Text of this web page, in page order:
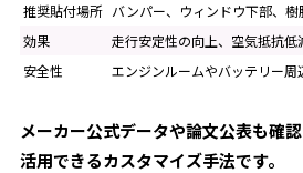
推奨貼付場所 バンパー、ウィンドウ下部、樹
効果
走行安定性の向上、空気抵抗低
安全性
エンジンルームやバッテリー
メーカー公式データや論文公表も確
活用できるカスタマイズ手法です。